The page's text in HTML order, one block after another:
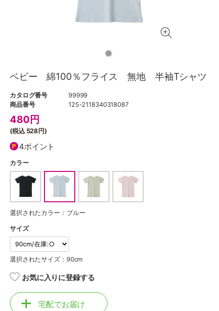
ベビー 綿100％フライス 無地 半袖Tシャツ
カタログ番号
99999
商品番号
125-2118340318087
480 円
(税込 528円)
4ポイント
カラー
選択されたカラー：ブルー
サイズ
選択されたサイズ：90cm
お気に入りに登録する
宅配でお届け